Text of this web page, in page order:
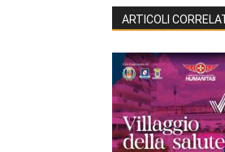
ARTICOLI